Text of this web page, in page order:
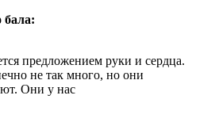
бала:
предложением руки и сердца.
не так много, но они
Они у нас